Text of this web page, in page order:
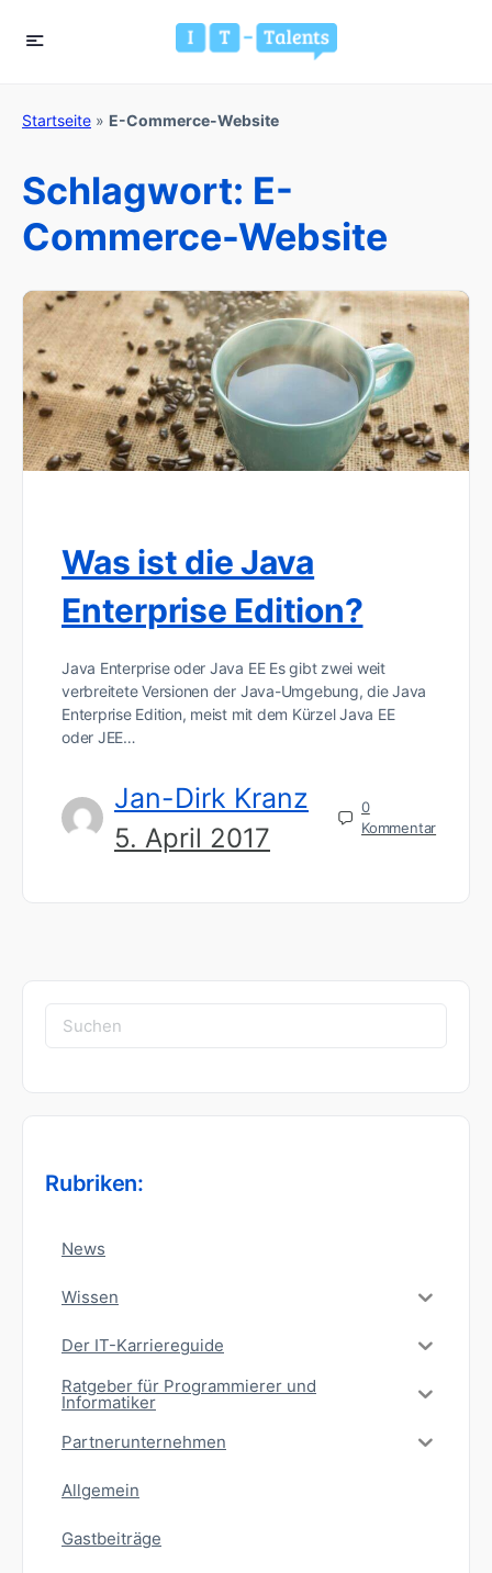
Startseite » E-Commerce-Website
Schlagwort: E-
Commerce-Website
Was ist die Java
Enterprise Edition?
Java Enterprise oder Java EE Es gibt zwei weit
verbreitete Versionen der Java-Umgebung, die Java
Enterprise Edition, meist mit dem Kürzel Java EE
oder JEE…
Jan-Dirk Kranz
5. April 2017
0
Kommentar
Suchen
nach:
Rubriken:
News
Wissen
Der IT-Karriereguide
Ratgeber für Programmierer und
Informatiker
Partnerunternehmen
Allgemein
Gastbeiträge